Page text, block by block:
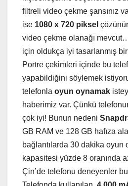
filtreli video çekme şansınız
ise 1080 x 720 piksel
video çekme olanağı
için oldukça iyi tasarlanmış
Portre çekimleri içinde bu
yapabildiğini söylemek
telefonla oyun oynamak
haberimiz var. Çünkü
çok iyi! Bunun nedeni
GB RAM ve 128 GB hafıza
bağlantılarda 30 dakika oyun
kapasitesi yüzde 8 oranında
Çin’de telefonu deneyenler